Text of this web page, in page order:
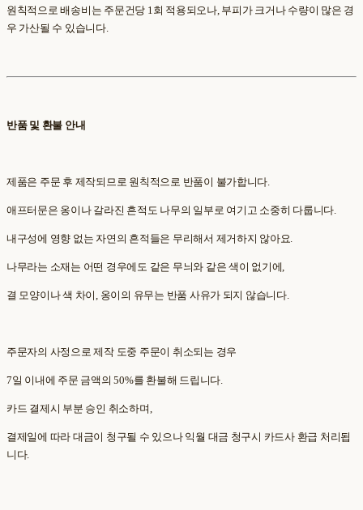
원칙적으로 배송비는 주문건당 1회 적용되오나, 부피가 크거나 수량이 많은 경
우 가산될 수 있습니다.
반품 및 환불 안내
제품은 주문 후 제작되므로 원칙적으로 반품이 불가합니다.
애프터문은 옹이나 갈라진 흔적도 나무의 일부로 여기고 소중히 다룹니다.
내구성에 영향 없는 자연의 흔적들은 무리해서 제거하지 않아요.
나무라는 소재는 어떤 경우에도 같은 무늬와 같은 색이 없기에,
결 모양이나 색 차이, 옹이의 유무는 반품 사유가 되지 않습니다.
주문자의 사정으로 제작 도중 주문이 취소되는 경우
7일 이내에 주문 금액의 50%를 환불해 드립니다.
카드 결제시 부분 승인 취소하며,
결제일에 따라 대금이 청구될 수 있으나 익월 대금 청구시 카드사 환급 처리됩
니다.